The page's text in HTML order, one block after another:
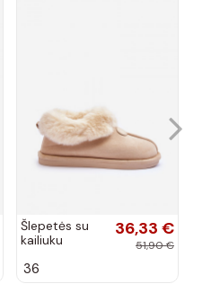
Šlepetės su
kailiuku
kaulo spalvos
36,33 €
51,90 €
36